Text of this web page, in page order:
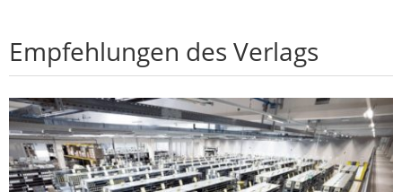
Empfehlungen des Verlags